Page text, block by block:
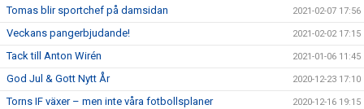
Tomas blir sportchef på damsidan 2021-02-07 17:56
Veckans pangerbjudande! 2021-02-02 17:15
Tack till Anton Wirén 2021-01-06 11:45
God Jul & Gott Nytt År 2020-12-23 17:10
Torns IF växer – men inte våra fotbollsplaner 2020-12-16 19:15